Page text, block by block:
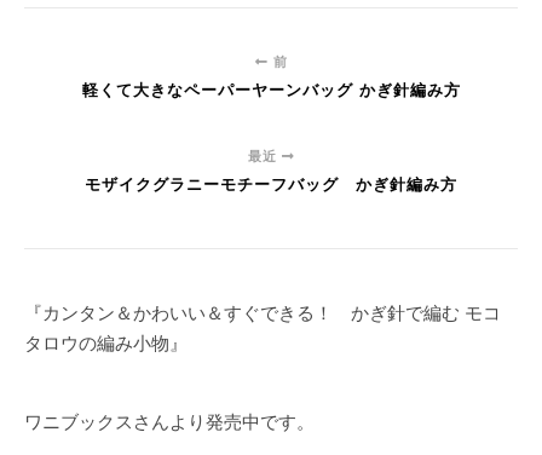
前
軽くて大きなペーパーヤーンバッグ かぎ針編み方
最近
モザイクグラニーモチーフバッグ かぎ針編み方
『カンタン＆かわいい＆すぐできる！ かぎ針で編む モコ
タロウの編み小物』
ワニブックスさんより発売中です。